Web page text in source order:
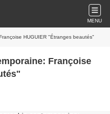
MENU
HUGUIER "Étranges beautés"
Françoise